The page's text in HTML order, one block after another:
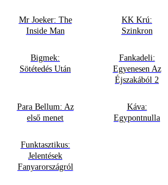
Mr Joeker: The
Inside Man
KK Krú:
Szinkron
Bigmek:
Sötétedés Után
Fankadeli:
Egyenesen Az
Éjszakából 2
Para Bellum: Az
első menet
Káva:
Egypontnulla
Funktasztikus:
Jelentések
Fanyarországról